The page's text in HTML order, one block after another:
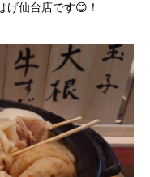
げ仙台店です😊！